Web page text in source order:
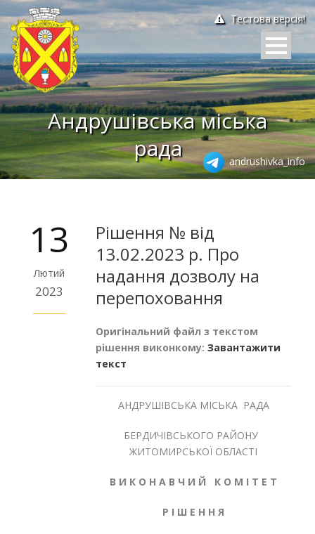
Тестова версія!
Андрушівська міська
рада
andrushivka_info
13
Лютий
2023
Рішення № від
13.02.2023 р. Про
надання дозволу на
перепоховання
Оригінальний файл з текстом
рішення виконкому: Завантажити
текст
АНДРУШІВСЬКА МІСЬКА РАДА
БЕРДИЧІВСЬКОГО РАЙОНУ
ЖИТОМИРСЬКОЇ ОБЛАСТІ
В И К О Н А В Ч И Й К О М І Т Е Т
Р І Ш Е Н Н Я